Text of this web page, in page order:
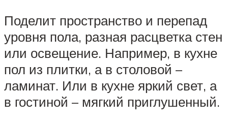
Поделит пространство и перепад
уровня пола, разная расцветка стен
или освещение. Например, в кухне
пол из плитки, а в столовой –
ламинат. Или в кухне яркий свет, а
в гостиной – мягкий приглушенный.